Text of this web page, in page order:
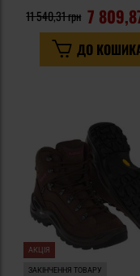
7
11 540,31 грн
ДО
АКЦІЯ
ЗАКІНЧЕННЯ ТОВАРУ